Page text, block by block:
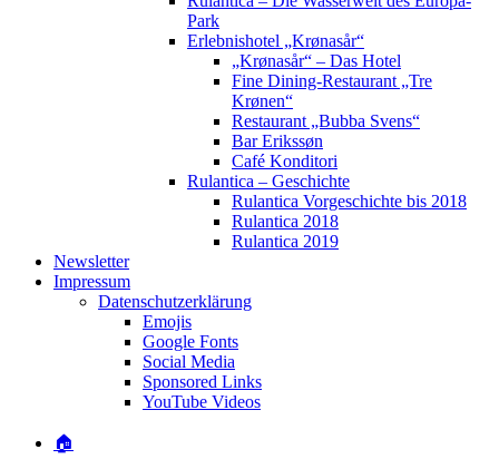
Park
Erlebnishotel „Krønasår“
„Krønasår“ – Das Hotel
Fine Dining-Restaurant „Tre
Krønen“
Restaurant „Bubba Svens“
Bar Erikssøn
Café Konditori
Rulantica – Geschichte
Rulantica Vorgeschichte bis 2018
Rulantica 2018
Rulantica 2019
Newsletter
Impressum
Datenschutzerklärung
Emojis
Google Fonts
Social Media
Sponsored Links
YouTube Videos
🏠